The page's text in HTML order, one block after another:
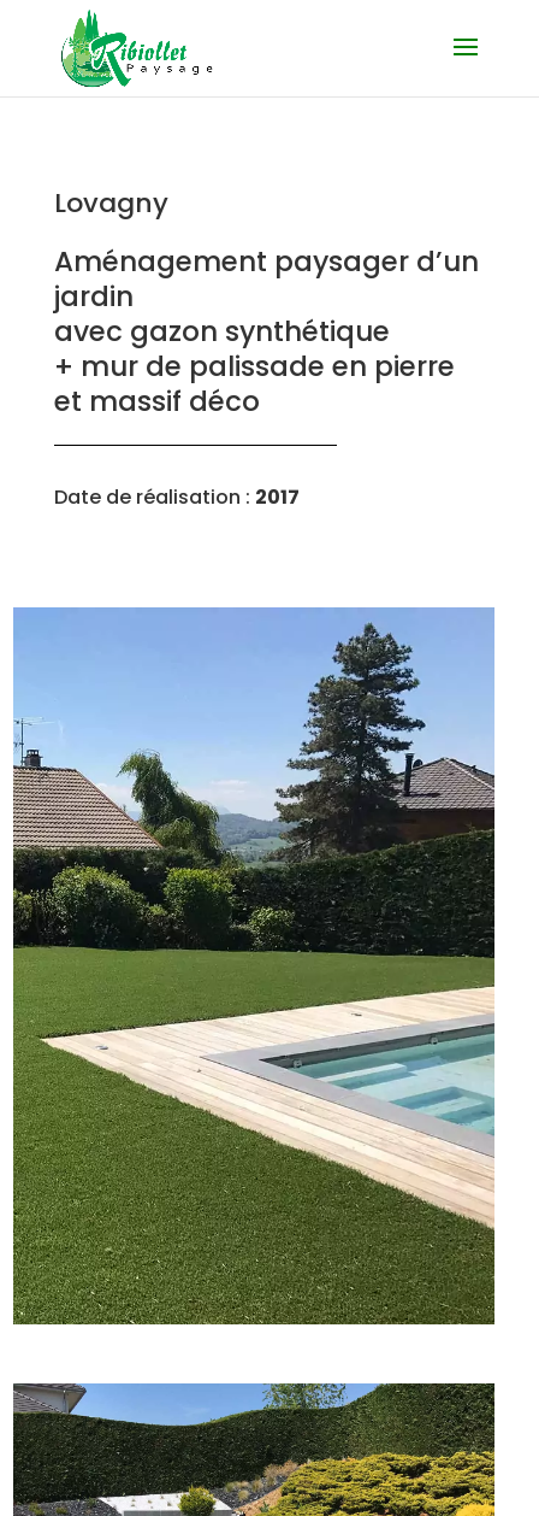
Lovagny
Aménagement paysager d’un
jardin
avec gazon synthétique
+ mur de palissade en pierre
et massif déco
Date de réalisation : 2017